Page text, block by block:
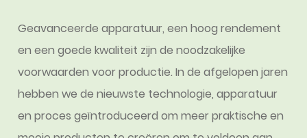
Geavanceerde apparatuur, een hoog rendement
en een goede kwaliteit zijn de noodzakelijke
voorwaarden voor productie. In de afgelopen jaren
hebben we de nieuwste technologie, apparatuur
en proces geïntroduceerd om meer praktische en